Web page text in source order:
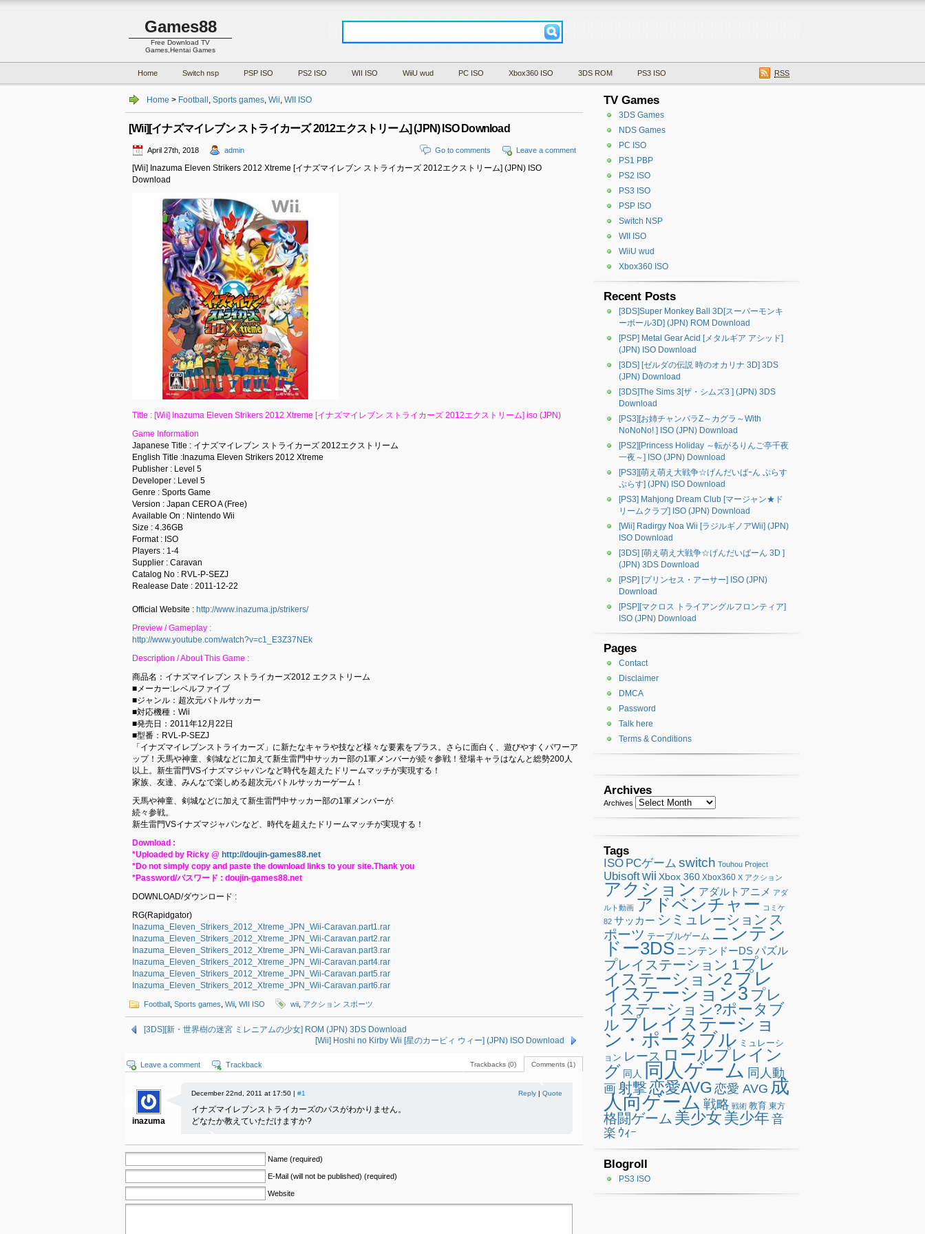
Games88
Free Download TV
Games,Hentai Games
Home Switch nsp PSP ISO PS2 ISO WII ISO WiiU wud PC ISO Xbox360 ISO 3DS ROM PS3 ISO RSS
Home > Football , Sports games, Wii, WII ISO
[Wii][イナズマイレブン ストライカーズ 2012エクストリーム] (JPN) ISO Download
April 27th, 2018 admin Leave a comment
Go to comments
[Wii] Inazuma Eleven Strikers 2012 Xtreme [イナズマイレブン ストライカーズ 2012エクストリーム] (JPN) ISO
Download
Title : [Wii] Inazuma Eleven Strikers 2012 Xtreme [イナズマイレブン ストライカーズ 2012エクストリーム] iso (JPN)
Game Information
Japanese Title : イナズマイレブン ストライカーズ 2012エクストリーム
English Title :Inazuma Eleven Strikers 2012 Xtreme
Publisher : Level 5
Developer : Level 5
Genre : Sports Game
Version : Japan CERO A (Free)
Available On : Nintendo Wii
Size : 4.36GB
Format : ISO
Players : 1-4
Supplier : Caravan
Catalog No : RVL-P-SEZJ
Realease Date : 2011-12-22
Official Website : http://www.inazuma.jp/strikers/
Preview / Gameplay :
http://www.youtube.com/watch?v=c1_E3Z37NEk
Description / About This Game :
商品名：イナズマイレブン ストライカーズ2012 エクストリーム
■メーカー:レベルファイブ
■ジャンル：超次元バトルサッカー
■対応機種：Wii
■発売日：2011年12月22日
■型番：RVL-P-SEZJ
「イナズマイレブンストライカーズ」に新たなキャラや技など様々な要素をプラス。さらに面白く、遊びやすくパワーア
ップ！天馬や神童、剣城などに加えて新生雷門中サッカー部の1軍メンバーが続々参戦！登場キャラはなんと総勢200人
以上。新生雷門VSイナズマジャパンなど時代を超えたドリームマッチが実現する！
家族、友達、みんなで楽しめる超次元バトルサッカーゲーム！
天馬や神童、剣城などに加えて新生雷門中サッカー部の1軍メンバーが
続々参戦。
新生雷門VSイナズマジャパンなど、時代を超えたドリームマッチが実現する！
Download :
*Uploaded by Ricky @ http://doujin-games88.net
*Do not simply copy and paste the download links to your site.Thank you
*Password/パスワード : doujin-games88.net
DOWNLOAD/ダウンロード :
RG(Rapidgator)
Inazuma_Eleven_Strikers_2012_Xtreme_JPN_Wii-Caravan.part1.rar
Inazuma_Eleven_Strikers_2012_Xtreme_JPN_Wii-Caravan.part2.rar
Inazuma_Eleven_Strikers_2012_Xtreme_JPN_Wii-Caravan.part3.rar
Inazuma_Eleven_Strikers_2012_Xtreme_JPN_Wii-Caravan.part4.rar
Inazuma_Eleven_Strikers_2012_Xtreme_JPN_Wii-Caravan.part5.rar
Inazuma_Eleven_Strikers_2012_Xtreme_JPN_Wii-Caravan.part6.rar
Football Sports games Wii WII ISO wii アクション スポーツ
[3DS][新・世界樹の迷宮 ミレニアムの少女] ROM (JPN) 3DS Download
[Wii] Hoshi no Kirby Wii [星のカービィ ウィー] (JPN) ISO Download
Comments (1)
Trackbacks (0)
Leave a comment Trackback
inazuma
December 22nd, 2011 at 17:50 | #1 Reply | Quote
イナズマイレブンストライカーズのパスがわかりません。
どなたか教えていただけますか?
Name (required)
E-Mail (will not be published) (required)
Website
TV Games
3DS Games
NDS Games
PC ISO
PS1 PBP
PS2 ISO
PS3 ISO
PSP ISO
Switch NSP
WII ISO
WiiU wud
Xbox360 ISO
Recent Posts
[3DS]Super Monkey Ball 3D[スーパーモンキ
ーボール3D] (JPN) ROM Download
[PSP] Metal Gear Acid [メタルギア アシッド]
(JPN) ISO Download
[3DS] [ゼルダの伝説 時のオカリナ 3D] 3DS
(JPN) Download
[3DS]The Sims 3[ザ・シムズ3 ] (JPN) 3DS
Download
[PS3][お姉チャンバラZ～カグラ～With
NoNoNo! ] ISO (JPN) Download
[PS2][Princess Holiday ～転がるりんご亭千夜
一夜～] ISO (JPN) Download
[PS3][萌え萌え大戦争☆げんだいばｰん ぷらす
ぷらす] (JPN) ISO Download
[PS3] Mahjong Dream Club [マージャン★ド
リームクラブ] ISO (JPN) Download
[Wii] Radirgy Noa Wii [ラジルギノアWii] (JPN)
ISO Download
[3DS] [萌え萌え大戦争☆げんだいばーん 3D ]
(JPN) 3DS Download
[PSP] [プリンセス・アーサー] ISO (JPN)
Download
[PSP][マクロス トライアングルフロンティア]
ISO (JPN) Download
Pages
Contact
Disclaimer
DMCA
Password
Talk here
Terms & Conditions
Archives
Archives
Tags
ISO PCゲーム switch Touhou Project
Ubisoftwii Xbox 360 Xbox360 X アクション
アクション アダルトアニメ アダ
ルト動画 アドベンチャー コミケ
82 サッカー シミュレーション ス
ポーツ テーブルゲーム ニンテン
ドー3DS ニンテンドーDSパズル
プレイステーション 1 プレ
イステーション2プレ
イステーション3 プレ
イステーション?ポータブ
ル プレイステーショ
ン・ポータブル ミュレーシ
ョン レース ロールプレイン
グ 同人 同人ゲーム 同人動
画射撃恋愛AVG 恋愛 AVG 成
人向ゲーム 戦略 戦術 教育 東方
格闘ゲーム 美少女 美少年音
楽 ｳｨｰ
Blogroll
PS3 ISO